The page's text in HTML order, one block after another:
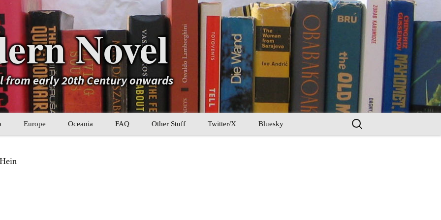
Novel
early 20th Century onwards
Asia
Asia
Europe Oceania FAQ Other Stuff Twitter/X Bluesky
Search
for: